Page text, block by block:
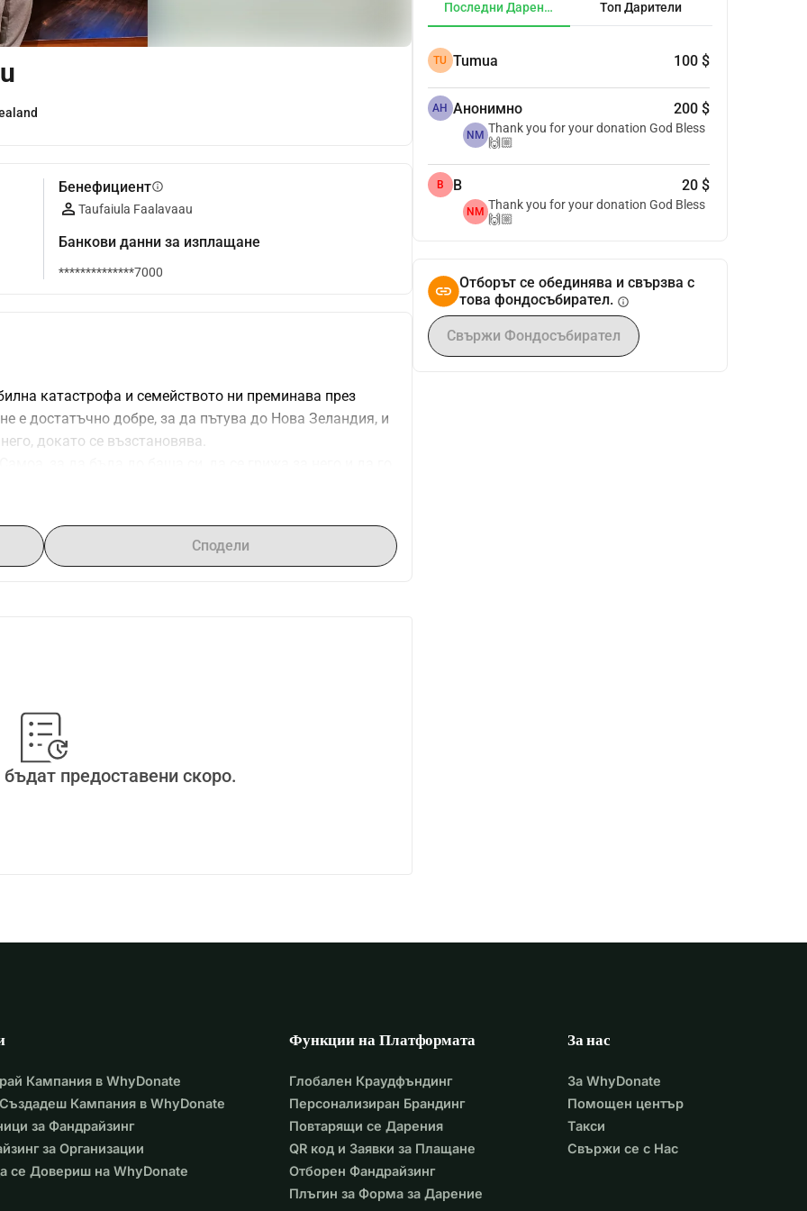
Бенефициентinfo
Taufaiula Faalavaau
Банкови данни за изплащане
**************7000
катастрофа и семейството ни преминава през
е достатъчно добре, за да пътува до Нова Зеландия, и
докато се възстановява.
Разходите за пътуване и времето, прекарано
света за нас. Ако не можете да дарите, моля,
ви от дъното на сърцето си за вашата доброта,
Сподели
предоставени скоро.
Последни Дарения Топ Дарители
TU Tumua 100 $
АН Анонимно 200 $
NM Thank you for your donation God Bless
🙌🏼
B B 20 $
NM Thank you for your donation God Bless
🙌🏼
Отборът се обединява и свързва с
това фондосъбирател. info
Свържи Фондосъбирател
Кампания в WhyDonate
Кампания в WhyDonate
за Фандрайзинг
за Организации
се Довериш на WhyDonate
Функции на Платформата
Глобален Краудфъндинг
Персонализиран Брандинг
Повтарящи се Дарения
QR код и Заявки за Плащане
Отборен Фандрайзинг
Плъгин за Форма за Дарение
За нас
За WhyDonate
Помощен център
Такси
Свържи се с Нас